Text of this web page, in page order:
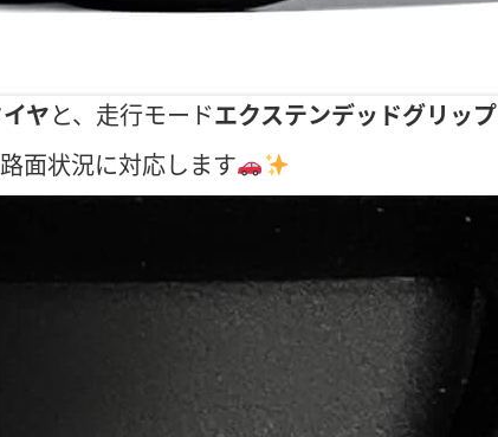
ヤと、走行モードエクステンデッドグリップ
面状況に対応します